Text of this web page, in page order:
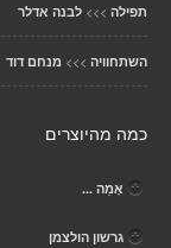
תפילה >>> לבנה אדלר
השתחוויה >>> מנחם דוד
כמה מהיוצרים
אֶמַה ...
גרשון הולצמן